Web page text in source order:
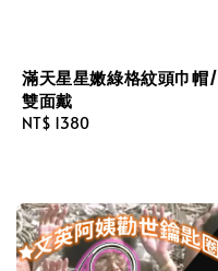
滿天星星嫩綠格紋頭巾帽/
雙面戴
Regular
NT$ 1380